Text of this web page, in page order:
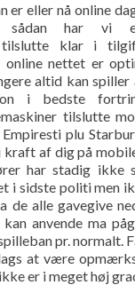
er eller nå online
sådan har vi
tilslutte klar i
online nettet er
altid kan
i bedste
tilslutte
Empiresti plu
kraft af dig på
har stadig ikke
i sidste politi men
de alle gavegive
anvende ma
pr. normalt.
at være
er i meget høj